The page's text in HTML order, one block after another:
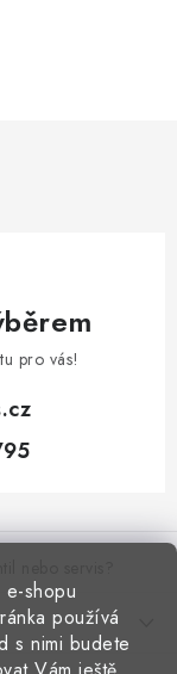
e-shopu
používá
s nimi budete
pro vás!